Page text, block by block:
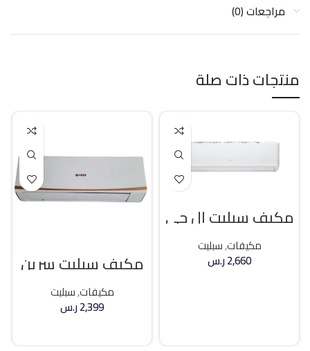
مراجعات (0)
منتجات ذات صلة
مكيف سبليت ال جي
18400 وحده بارد
مكيفات,سبليت
2,660ر.س مكيف سبليت سرين
21400 وحده بارد
مكيفات,سبليت
2,399ر.س